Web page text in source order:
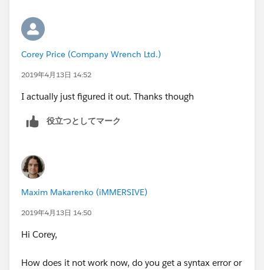
Corey Price (Company Wrench Ltd.)
2019年4月13日 14:52
I actually just figured it out. Thanks though
役立つとしてマーク
Maxim Makarenko (iMMERSIVE)
2019年4月13日 14:50
Hi Corey,
How does it not work now, do you get a syntax error or